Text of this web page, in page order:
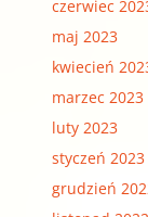
czerwiec
maj 2023
kwiecień
marzec 2023
luty 2023
styczeń 2023
grudzień